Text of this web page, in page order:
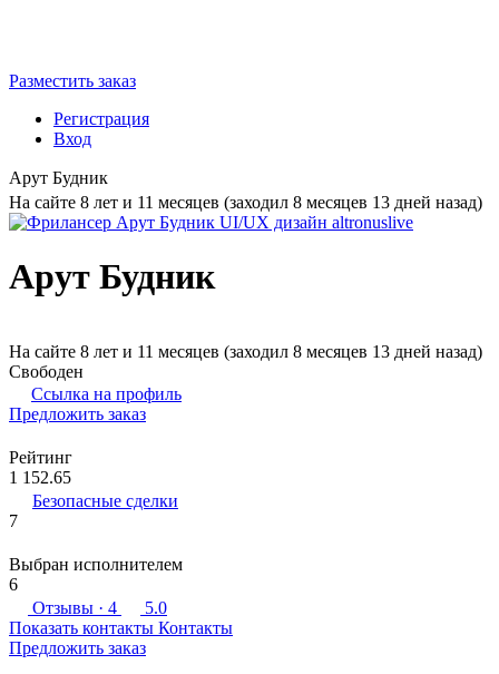
Разместить заказ
Регистрация
Вход
Арут Будник
На сайте 8 лет и 11 месяцев (заходил 8 месяцев 13 дней назад)
Арут Будник
На сайте 8 лет и 11 месяцев (заходил 8 месяцев 13 дней назад)
Свободен
Ссылка на профиль
Предложить заказ
Рейтинг
1 152.65
Безопасные сделки
7
Выбран исполнителем
6
Отзывы · 4
5.0
Показать контакты Контакты
Предложить заказ